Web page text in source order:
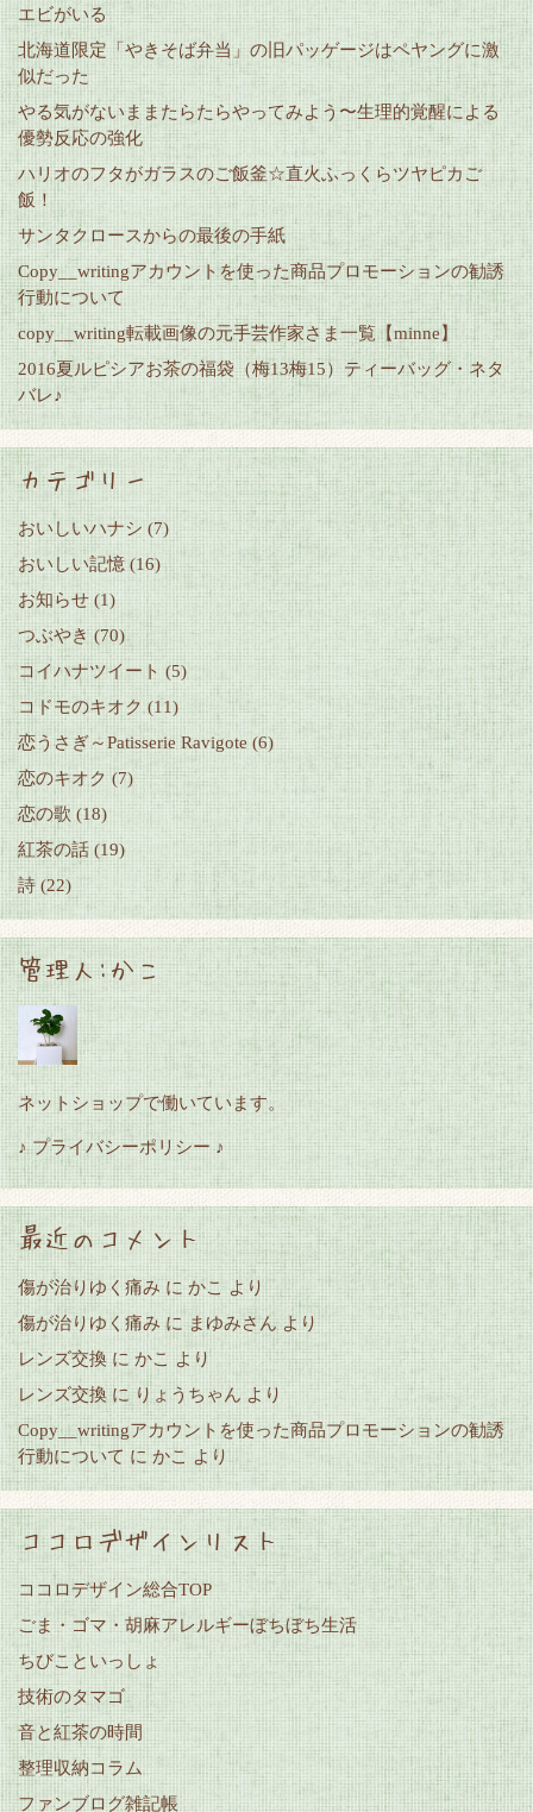
エビがいる
北海道限定「やきそば弁当」の旧パッゲージはペヤングに激
似だった
やる気がないままたらたらやってみよう〜生理的覚醒による
優勢反応の強化
ハリオのフタがガラスのご飯釜☆直火ふっくらツヤピカご
飯！
サンタクロースからの最後の手紙
Copy__writingアカウントを使った商品プロモーションの勧誘
行動について
copy__writing転載画像の元手芸作家さま一覧【minne】
2016夏ルピシアお茶の福袋（梅13梅15）ティーバッグ・ネタ
バレ♪
カテゴリー
おいしいハナシ (7)
おいしい記憶 (16)
お知らせ (1)
つぶやき (70)
コイハナツイート (5)
コドモのキオク (11)
恋うさぎ～Patisserie Ravigote (6)
恋のキオク (7)
恋の歌 (18)
紅茶の話 (19)
詩 (22)
管理人:かこ
ネットショップで働いています。
♪ プライバシーポリシー ♪
最近のコメント
傷が治りゆく痛み に かこ より
傷が治りゆく痛み に まゆみさんより
レンズ交換 に かこ より
レンズ交換 に りょうちゃん より
Copy__writingアカウントを使った商品プロモーションの勧誘
行動について に かこ より
ココロデザインリスト
ココロデザイン総合TOP
ごま・ゴマ・胡麻アレルギーぼちぼち生活
ちびこといっしょ
技術のタマゴ
音と紅茶の時間
整理収納コラム
ファンブログ雑記帳